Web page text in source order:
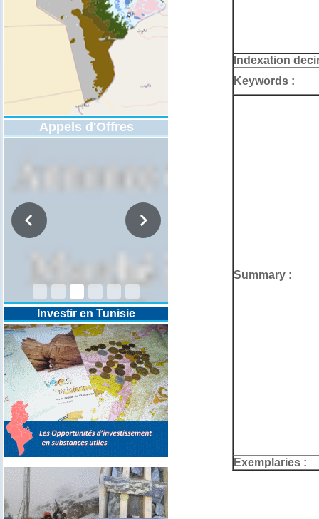
Appels d'Offres
EXERCICES 2025-2026-2027
Investir en Tunisie
Indexation
Keywords :
Summary :
Exemplaries :